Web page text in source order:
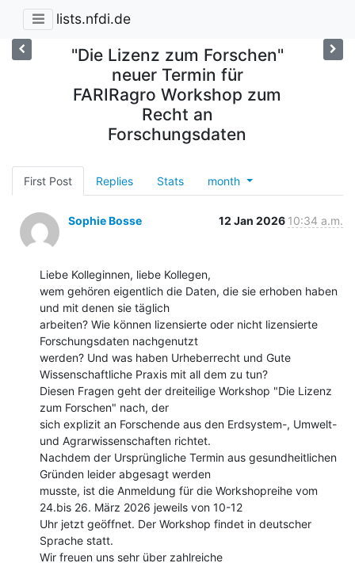
lists.nfdi.de
"Die Lizenz zum Forschen"
neuer Termin für
FARIRagro Workshop zum
Recht an
Forschungsdaten
First Post Replies Stats month
Sophie Bosse 12 Jan 2026 10:34 a.m.
Liebe Kolleginnen, liebe Kollegen,
wem gehören eigentlich die Daten, die sie erhoben haben
und mit denen sie täglich
arbeiten? Wie können lizensierte oder nicht lizensierte
Forschungsdaten nachgenutzt
werden? Und was haben Urheberrecht und Gute
Wissenschaftliche Praxis mit all dem zu tun?
Diesen Fragen geht der dreiteilige Workshop "Die Lizenz
zum Forschen" nach, der
sich explizit an Forschende aus den Erdsystem-, Umwelt-
und Agrarwissenschaften richtet.
Nachdem der Ursprüngliche Termin aus gesundheitlichen
Gründen leider abgesagt werden
musste, ist die Anmeldung für die Workshopreihe vom
24.bis 26. März 2026 jeweils von 10-12
Uhr jetzt geöffnet. Der Workshop findet in deutscher
Sprache statt.